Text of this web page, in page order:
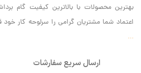
بهترین محصولات با بالاترین کیفیت گام
اعتماد شما مشتریان گرامی را سرلوحه کار خود
...
ارسال سریع سفارشات